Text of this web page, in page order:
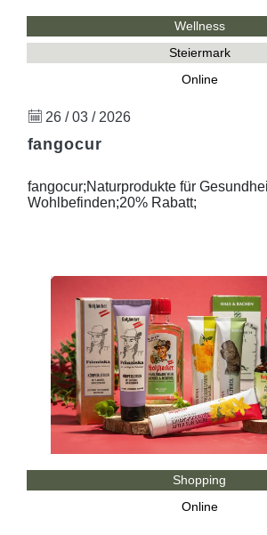
Wellness
Steiermark
Online
26 / 03 / 2026
fangocur
fangocur;Naturprodukte für
Wohlbefinden;20% Rabatt;
Shopping
Online